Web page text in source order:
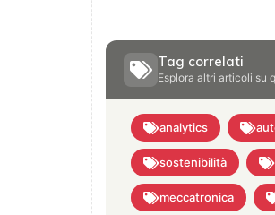
Tag correlati
Esplora altri articoli su
analytics
sostenibilità
meccatronica